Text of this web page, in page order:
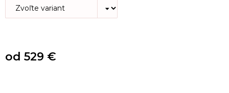
od 529 €